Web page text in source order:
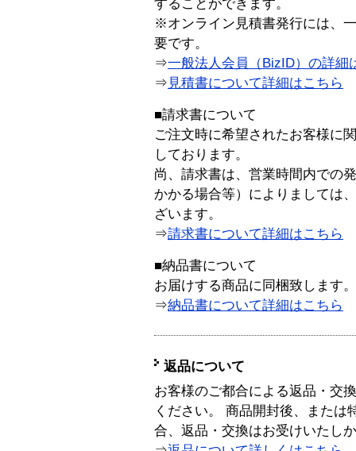
することができます。
※オンライン見積書発行には、
要です。
⇒一般法人会員（BizID）の詳細
⇒ 見積書について詳細はこちら
■請求書について
ご注文時に希望されたお客様に
しております。
尚、請求書は、営業時間内での
かかる場合等）によりましては
ざいます。
⇒請求書について詳細はこちら
■納品書について
お届けする商品に同梱致します。
⇒納品書について詳細はこちら
返品について
お客様のご都合による返品・交
ください。 商品開封後、または
合、返品・交換はお受けいたし